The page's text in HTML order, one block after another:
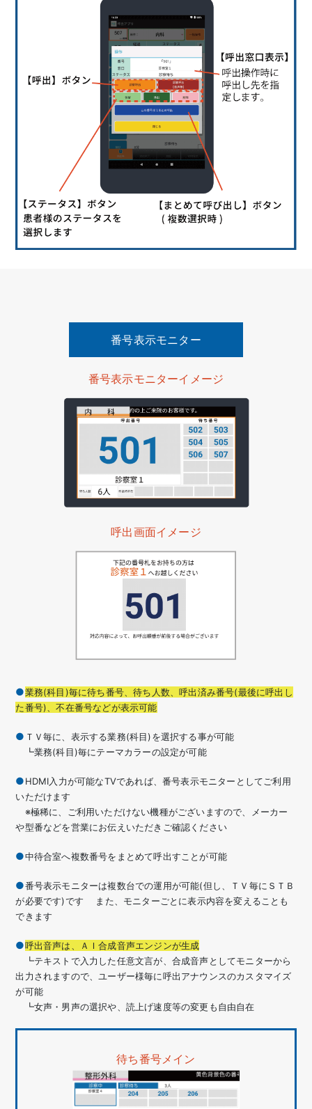
番号表示モニター
番号表示モニターイメージ
呼出画面イメージ
業務(科目)毎に待ち番号、待ち人数、呼出済み番号(最後に呼出し
た番号)、不在番号などが表示可能
ＴＶ毎に、表示する業務(科目)を選択する事が可能
┗業務(科目)毎にテーマカラーの設定が可能
HDMI入力が可能なTVであれば、番号表示モニターとしてご利用
いただけます
※極稀に、ご利用いただけない機種がございますので、メーカー
や型番などを営業にお伝えいただきご確認ください
中待合室へ複数番号をまとめて呼出すことが可能
番号表示モニターは複数台での運用が可能(但し、ＴＶ毎にＳＴＢ
が必要です)です また、モニターごとに表示内容を変えることも
できます
呼出音声は、ＡＩ合成音声エンジンが生成
┗テキストで入力した任意文言が、合成音声としてモニターから
出力されますので、ユーザー様毎に呼出アナウンスのカスタマイズ
が可能
┗女声・男声の選択や、読上げ速度等の変更も自由自在
待ち番号メイン